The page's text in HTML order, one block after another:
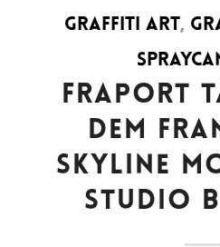
GRAFFITI ART,
FRAPORT
DEM
SKYLINE
STUDIO